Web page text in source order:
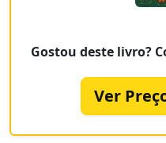
Gostou deste livro?
Ver